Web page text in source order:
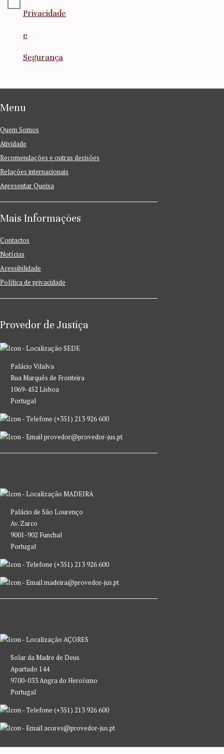
Privacidade
e
Segurança
Menu
Quem Somos
Atividade
Recomendações e outras decisões
Relações internacionais
Apresentar Queixa
Mais Informações
Contactos
Notícias
Acessibilidade
Política de privacidade
Provedor de Justiça
SEDE
Palácio Vilalva
Rua Marquês de Fronteira
1069-452 Lisboa
Portugal
(+351) 213 926 600
provedor@provedor-jus.pt
MADEIRA
Palácio de São Lourenço
Av. Zarco
9001-902 Funchal
Portugal
(+351) 213 926 600
madeira@provedor-jus.pt
AÇORES
Solar da Madre de Deus
Apartado 144
9700-033 Angra do Heroísmo
Portugal
(+351) 213 926 600
acores@provedor-jus.pt